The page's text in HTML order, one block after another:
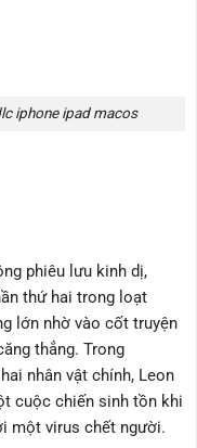
iphone ipad macos
phiêu lưu kinh dị,
thứ hai trong loạt
lớn nhờ vào cốt truyện
thẳng. Trong
nhân vật chính, Leon
cuộc chiến sinh tồn khi
một virus chết người.